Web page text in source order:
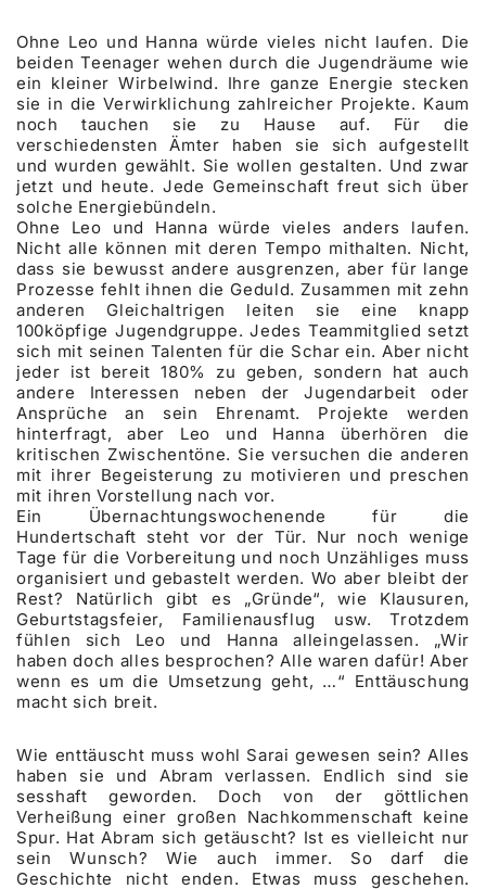
Ohne Leo und Hanna würde vieles nicht laufen. Die
beiden Teenager wehen durch die Jugendräume wie
ein kleiner Wirbelwind. Ihre ganze Energie stecken
sie in die Verwirklichung zahlreicher Projekte. Kaum
noch tauchen sie zu Hause auf. Für die
verschiedensten Ämter haben sie sich aufgestellt
und wurden gewählt. Sie wollen gestalten. Und zwar
jetzt und heute. Jede Gemeinschaft freut sich über
solche Energiebündeln.
Ohne Leo und Hanna würde vieles anders laufen.
Nicht alle können mit deren Tempo mithalten. Nicht,
dass sie bewusst andere ausgrenzen, aber für lange
Prozesse fehlt ihnen die Geduld. Zusammen mit zehn
anderen Gleichaltrigen leiten sie eine knapp
100köpfige Jugendgruppe. Jedes Teammitglied setzt
sich mit seinen Talenten für die Schar ein. Aber nicht
jeder ist bereit 180% zu geben, sondern hat auch
andere Interessen neben der Jugendarbeit oder
Ansprüche an sein Ehrenamt. Projekte werden
hinterfragt, aber Leo und Hanna überhören die
kritischen Zwischentöne. Sie versuchen die anderen
mit ihrer Begeisterung zu motivieren und preschen
mit ihren Vorstellung nach vor.
Ein Übernachtungswochenende für die
Hundertschaft steht vor der Tür. Nur noch wenige
Tage für die Vorbereitung und noch Unzähliges muss
organisiert und gebastelt werden. Wo aber bleibt der
Rest? Natürlich gibt es „Gründe“, wie Klausuren,
Geburtstagsfeier, Familienausflug usw. Trotzdem
fühlen sich Leo und Hanna alleingelassen. „Wir
haben doch alles besprochen? Alle waren dafür! Aber
wenn es um die Umsetzung geht, …“ Enttäuschung
macht sich breit.
Wie enttäuscht muss wohl Sarai gewesen sein? Alles
haben sie und Abram verlassen. Endlich sind sie
sesshaft geworden. Doch von der göttlichen
Verheißung einer großen Nachkommenschaft keine
Spur. Hat Abram sich getäuscht? Ist es vielleicht nur
sein Wunsch? Wie auch immer. So darf die
Geschichte nicht enden. Etwas muss geschehen.